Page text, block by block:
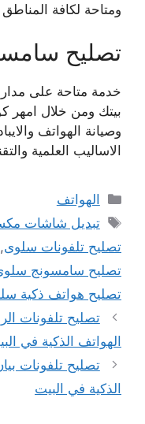
ومتاحة لكافة
تصليح
خدمة متاحة على
بيتك ومن خلال امهر
وصيانة الهواتف
الاساليب العلمية
التصنيفات
الهواتف
الوسوم
تبديل شاشات
تصليح تلفونات سلوى,
تصليح سامسونج
تصليح هواتف ذكية
الهواتف الذكية في
الذكية في البيت